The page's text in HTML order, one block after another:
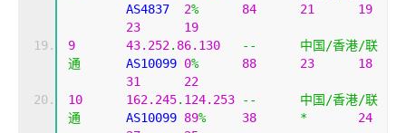
2% 84 21
19
23
19
9
43.252. 86.130 --
中国/香港/联
通
0% 88 23
18
31
22
10
162.245. 124.253 --
中国/香港/联
通
89% 38 *
24